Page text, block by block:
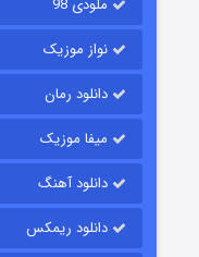
قسمت
ملودی 98
نواز موزیک
دانلود رمان
میفا موزیک
دانلود آهنگ
دانلود ریمکس